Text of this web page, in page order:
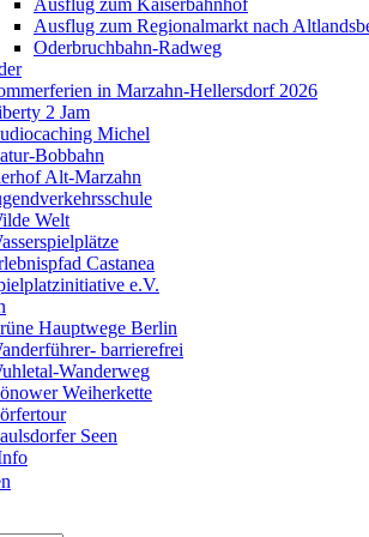
Ausflug zum Kaiserbahnhof
Ausflug zum Regionalmarkt nach
Oderbruchbahn-Radweg
in Marzahn-Hellersdorf 2026
2 Jam
Michel
Bobbahn
Alt-Marzahn
Welt
Castanea
e.V.
Hauptwege Berlin
barrierefrei
Wanderweg
Weiherkette
Seen